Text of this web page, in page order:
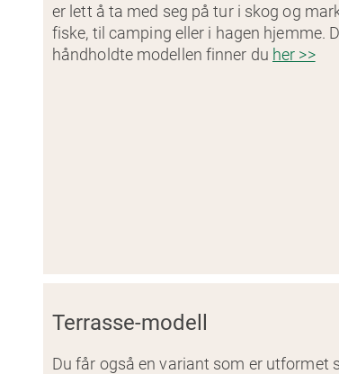
er lett å ta med seg på tur i skog og
fiske, til camping eller i hagen hjemme.
håndholdte modellen finner du her >>
Terrasse-modell
Du får også en variant som er utformet